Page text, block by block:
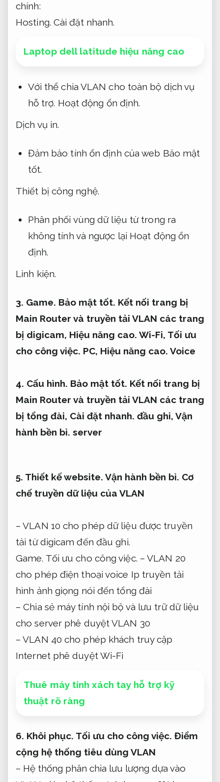
chính:
Hosting. Cài đặt nhanh.
Laptop dell latitude hiệu năng cao
Với thể chia VLAN cho toàn bộ dịch vụ
hỗ trợ. Hoạt động ổn định.
Dịch vụ in.
Đảm bảo tính ổn định của web Bảo mật
tốt.
Thiết bị công nghệ.
Phân phối vùng dữ liệu từ trong ra
không tính và ngược lại Hoạt động ổn
định.
Linh kiện.
3. Game. Bảo mật tốt. Kết nối trang bị
Main Router và truyền tải VLAN các trang
bị digicam, Hiệu năng cao. Wi-Fi, Tối ưu
cho công việc. PC, Hiệu năng cao. Voice
4. Cấu hình. Bảo mật tốt. Kết nối trang bị
Main Router và truyền tải VLAN các trang
bị tổng đài, Cài đặt nhanh. đầu ghi, Vận
hành bền bỉ. server
5. Thiết kế website. Vận hành bền bỉ. Cơ
chế truyền dữ liệu của VLAN
– VLAN 10 cho phép dữ liệu được truyền
tải từ digicam đến đầu ghi.
Game. Tối ưu cho công việc. – VLAN 20
cho phép điện thoại voice Ip truyền tải
hình ảnh giọng nói đến tổng đài
– Chia sẻ máy tính nội bộ và lưu trữ dữ liệu
cho server phê duyệt VLAN 30
– VLAN 40 cho phép khách truy cập
Internet phê duyệt Wi-Fi
Thuê máy tính xách tay hỗ trợ kỹ
thuật rõ ràng
6. Khôi phục. Tối ưu cho công việc. Điểm
cộng hệ thống tiêu dùng VLAN
– Hệ thống phân chia lưu lượng dựa vào